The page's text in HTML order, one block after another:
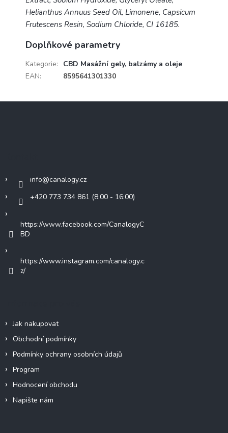
Helianthus Annuus Seed Oil, Limonene, Capsicum
Frutescens Resin, Sodium Chloride, CI 16185.
Doplňkové parametry
Kategorie:
CBD Masážní gely, balzámy a oleje
EAN: 8595641301330
info@canalogy.cz
+420 773 734 861 (8:00 - 16:00)
https://www.facebook.com/CanalogyC
BD
https://www.instagram.com/canalogy.c
z/
Jak nakupovat
Obchodní podmínky
Podmínky ochrany osobních údajů
Program
Hodnocení obchodu
Napište nám